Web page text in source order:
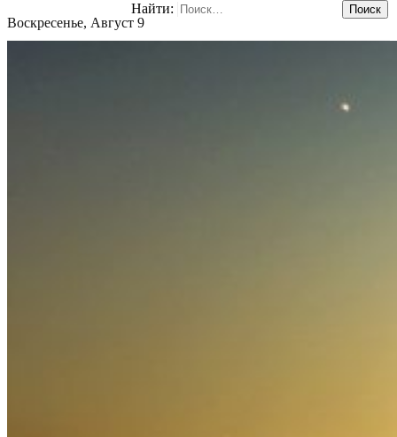
Воскресенье, Август 9
Найти: